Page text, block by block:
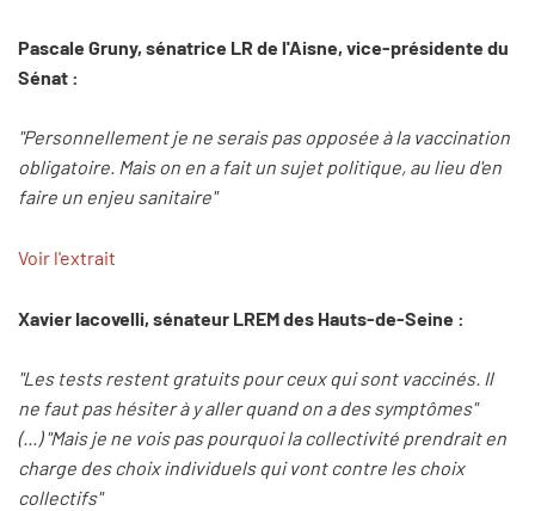
Pascale Gruny, sénatrice LR de l'Aisne, vice-présidente du
Sénat :
"Personnellement je ne serais pas opposée à la vaccination
obligatoire. Mais on en a fait un sujet politique, au lieu d'en
faire un enjeu sanitaire"
Voir l'extrait
Xavier Iacovelli, sénateur LREM des Hauts-de-Seine :
"Les tests restent gratuits pour ceux qui sont vaccinés. Il
ne faut pas hésiter à y aller quand on a des symptômes"
(...) "Mais je ne vois pas pourquoi la collectivité prendrait en
charge des choix individuels qui vont contre les choix
collectifs"